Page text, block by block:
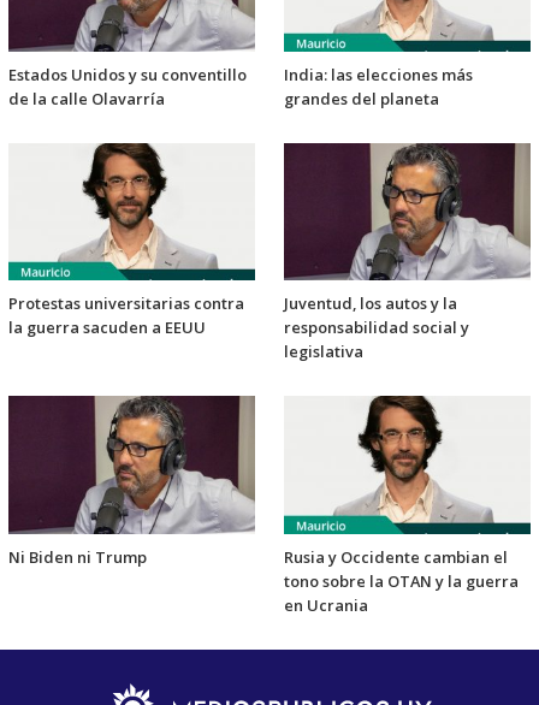
Estados Unidos y su conventillo
de la calle Olavarría
India: las elecciones más
grandes del planeta
Protestas universitarias contra
la guerra sacuden a EEUU
Juventud, los autos y la
responsabilidad social y
legislativa
Ni Biden ni Trump
Rusia y Occidente cambian el
tono sobre la OTAN y la guerra
en Ucrania